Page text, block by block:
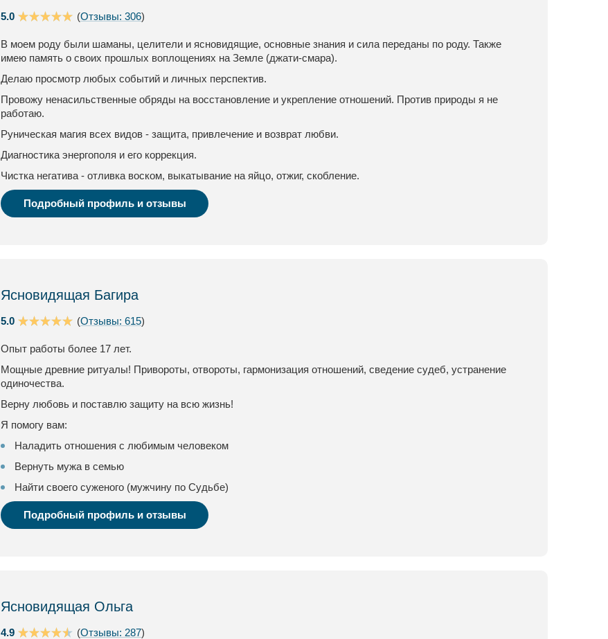
5.0 (Отзывы: 306)
В моем роду были шаманы, целители и ясновидящие, основные знания и сила переданы по роду. Также
имею память о своих прошлых воплощениях на Земле (джати-смара).
Делаю просмотр любых событий и личных перспектив.
Провожу ненасильственные обряды на восстановление и укрепление отношений. Против природы я не
работаю.
Руническая магия всех видов - защита, привлечение и возврат любви.
Диагностика энергополя и его коррекция.
Чистка негатива - отливка воском, выкатывание на яйцо, отжиг, скобление.
Подробный профиль и отзывы
Ясновидящая Багира
5.0 (Отзывы: 615)
Опыт работы более 17 лет.
Мощные древние ритуалы! Привороты, отвороты, гармонизация отношений, сведение судеб, устранение
одиночества.
Верну любовь и поставлю защиту на всю жизнь!
Я помогу вам:
Наладить отношения с любимым человеком
Вернуть мужа в семью
Найти своего суженого (мужчину по Судьбе)
Подробный профиль и отзывы
Ясновидящая Ольга
4.9 (Отзывы: 287)